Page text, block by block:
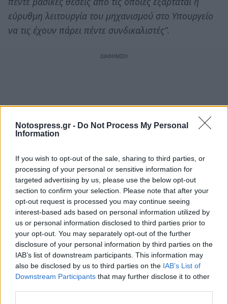
Notospress.gr - Do Not Process My Personal
Information
If you wish to opt-out of the sale, sharing to third parties, or
processing of your personal or sensitive information for
targeted advertising by us, please use the below opt-out
section to confirm your selection. Please note that after your
opt-out request is processed you may continue seeing
interest-based ads based on personal information utilized by
us or personal information disclosed to third parties prior to
your opt-out. You may separately opt-out of the further
disclosure of your personal information by third parties on the
IAB’s list of downstream participants. This information may
also be disclosed by us to third parties on the IAB’s List of
Downstream Participants that may further disclose it to other
εύρυθμη λειτουργία του μηχανισμού στο Υπουργείο
να τις έχουν πάρει πέντε συνδικαλιστές”.